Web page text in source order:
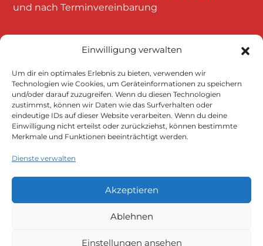
Einwilligung verwalten
Um dir ein optimales Erlebnis zu bieten, verwenden wir
Technologien wie Cookies, um Geräteinformationen zu speichern
und/oder darauf zuzugreifen. Wenn du diesen Technologien
zustimmst, können wir Daten wie das Surfverhalten oder
eindeutige IDs auf dieser Website verarbeiten. Wenn du deine
Einwilligung nicht erteilst oder zurückziehst, können bestimmte
Merkmale und Funktionen beeinträchtigt werden.
Dienste verwalten
Akzeptieren
Ablehnen
Einstellungen ansehen
und nach Terminvereinbarung
Klicke auf "Ich stimme zu", um Google
maps zu aktivieren
Cookie-Richtlinie